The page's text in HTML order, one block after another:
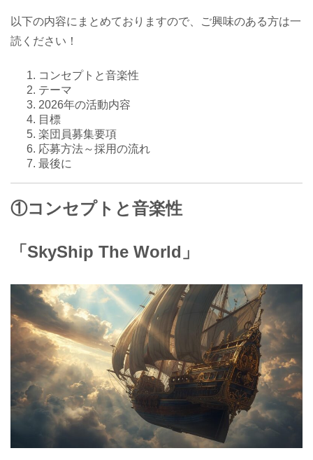
以下の内容にまとめておりますので、ご興味のある方は一
読ください！
コンセプトと音楽性
テーマ
2026年の活動内容
目標
楽団員募集要項
応募方法～採用の流れ
最後に
①コンセプトと音楽性
「SkyShip The World」